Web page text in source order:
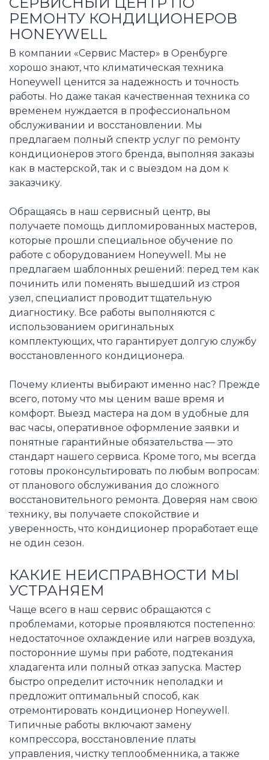
РЕМОНТУ КОНДИЦИОНЕРОВ
HONEYWELL
В компании «Сервис Мастер» в Оренбурге
хорошо знают, что климатическая техника
Honeywell ценится за надежность и точность
работы. Но даже такая качественная техника со
временем нуждается в профессиональном
обслуживании и восстановлении. Мы
предлагаем полный спектр услуг по ремонту
кондиционеров этого бренда, выполняя заказы
как в мастерской, так и с выездом на дом к
заказчику.
Обращаясь в наш сервисный центр, вы
получаете помощь дипломированных мастеров,
которые прошли специальное обучение по
работе с оборудованием Honeywell. Мы не
предлагаем шаблонных решений: перед тем как
починить или поменять вышедший из строя
узел, специалист проводит тщательную
диагностику. Все работы выполняются с
использованием оригинальных
комплектующих, что гарантирует долгую службу
восстановленного кондиционера.
Почему клиенты выбирают именно нас? Прежде
всего, потому что мы ценим ваше время и
комфорт. Выезд мастера на дом в удобные для
вас часы, оперативное оформление заявки и
понятные гарантийные обязательства — это
стандарт нашего сервиса. Кроме того, мы всегда
готовы проконсультировать по любым вопросам:
от планового обслуживания до сложного
восстановительного ремонта. Доверяя нам свою
технику, вы получаете спокойствие и
уверенность, что кондиционер проработает еще
не один сезон.
КАКИЕ НЕИСПРАВНОСТИ МЫ
УСТРАНЯЕМ
Чаще всего в наш сервис обращаются с
проблемами, которые проявляются постепенно:
недостаточное охлаждение или нагрев воздуха,
посторонние шумы при работе, подтекания
хладагента или полный отказ запуска. Мастер
быстро определит источник неполадки и
предложит оптимальный способ, как
отремонтировать кондиционер Honeywell.
Типичные работы включают замену
компрессора, восстановление платы
управления, чистку теплообменника, а также